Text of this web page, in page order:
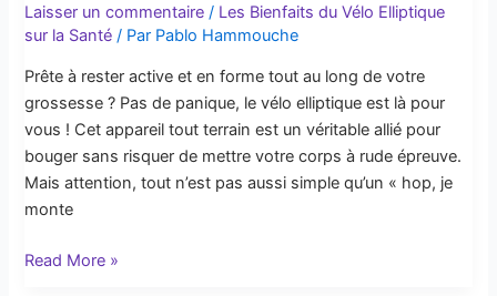
Laisser un commentaire / Les Bienfaits du Vélo Elliptique
sur la Santé / Par Pablo Hammouche
Prête à rester active et en forme tout au long de votre
grossesse ? Pas de panique, le vélo elliptique est là pour
vous ! Cet appareil tout terrain est un véritable allié pour
bouger sans risquer de mettre votre corps à rude épreuve.
Mais attention, tout n’est pas aussi simple qu’un « hop, je
monte
Grossesse
:
Ce
qu’il
Faut
Savoir
Read More »